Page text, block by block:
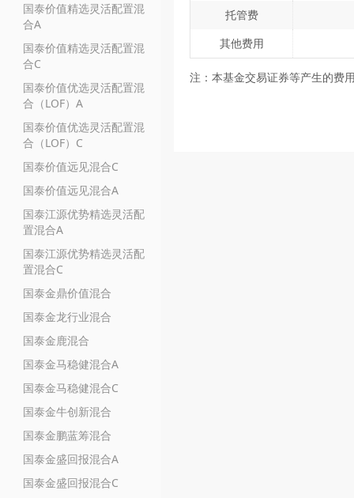
国泰价值精选灵活配置混
合A
国泰价值精选灵活配置混
合C
国泰价值优选灵活配置混
合（LOF）A
国泰价值优选灵活配置混
合（LOF）C
国泰价值远见混合C
国泰价值远见混合A
国泰江源优势精选灵活配
置混合A
国泰江源优势精选灵活配
置混合C
国泰金鼎价值混合
国泰金龙行业混合
国泰金鹿混合
国泰金马稳健混合A
国泰金马稳健混合C
国泰金牛创新混合
国泰金鹏蓝筹混合
国泰金盛回报混合A
国泰金盛回报混合C
托管费
其他费用
注：本基金交易证券等产生的费